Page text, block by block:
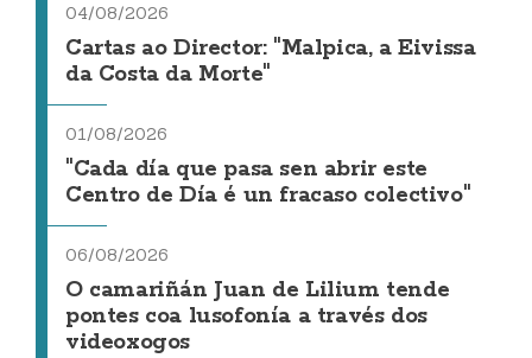
04/08/2026
Cartas ao Director: "Malpica, a Eivissa
da Costa da Morte"
01/08/2026
"Cada día que pasa sen abrir este
Centro de Día é un fracaso colectivo"
06/08/2026
O camariñán Juan de Lilium tende
pontes coa lusofonía a través dos
videoxogos